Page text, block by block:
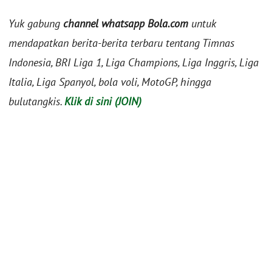
Yuk gabung channel whatsapp Bola.com untuk
mendapatkan berita-berita terbaru tentang Timnas
Indonesia, BRI Liga 1, Liga Champions, Liga Inggris, Liga
Italia, Liga Spanyol, bola voli, MotoGP, hingga
bulutangkis.Klik di sini (JOIN)